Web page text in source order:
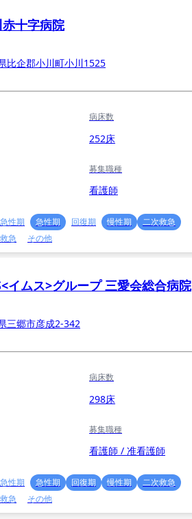
十字病院
比企郡小川町小川1525
病床数
252床
募集職種
看護師
性期 急性期 回復期 慢性期
二次救急
急
その他
イムス>グループ 三愛会総合病院
三郷市彦成2-342
病床数
298床
募集職種
看護師 / 准看護師
性期 急性期 回復期 慢性期
二次救急
急
その他